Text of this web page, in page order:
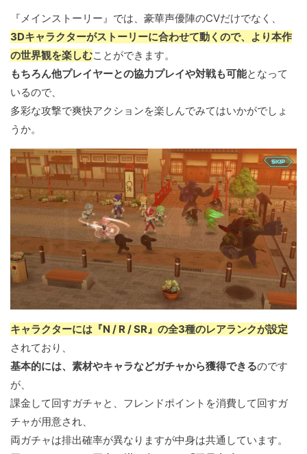
『メインストーリー』では、豪華声優陣のCVだけでなく、
3Dキャラクターがストーリーに合わせて動くので、より本作
の世界観を楽しむことができます。
もちろん他プレイヤーとの協力プレイや対戦も可能となって
いるので、
多彩な攻撃で爽快アクションを楽しんでみてはいかがでしょ
うか。
キャラクターには『N / R / SR』の全3種のレアランクが設定
されており、
基本的には、素材やキャラなどガチャから獲得できるのです
が、
課金して回すガチャと、フレンドポイントを消費して回すガ
チャが用意され、
両ガチャは排出確率が異なりますが中身は共通しています。